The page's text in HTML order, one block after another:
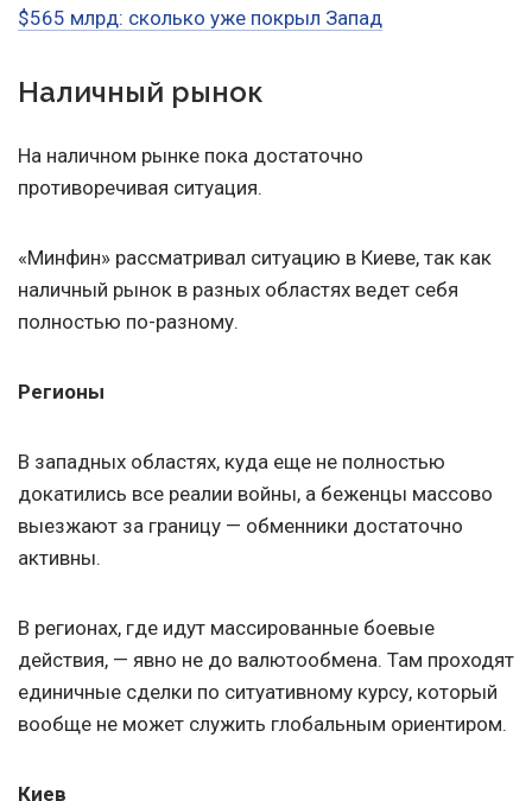
$565 млрд: сколько уже покрыл Запад
Наличный рынок
На наличном рынке пока достаточно
противоречивая ситуация.
«Минфин» рассматривал ситуацию в Киеве, так как
наличный рынок в разных областях ведет себя
полностью по-разному.
Регионы
В западных областях, куда еще не полностью
докатились все реалии войны, а беженцы массово
выезжают за границу — обменники достаточно
активны.
В регионах, где идут массированные боевые
действия, — явно не до валютообмена. Там проходят
единичные сделки по ситуативному курсу, который
вообще не может служить глобальным ориентиром.
Киев